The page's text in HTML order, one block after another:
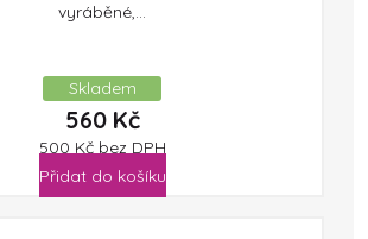
vyráběné,...
Skladem
560 Kč
500 Kč bez DPH
Přidat do košíku